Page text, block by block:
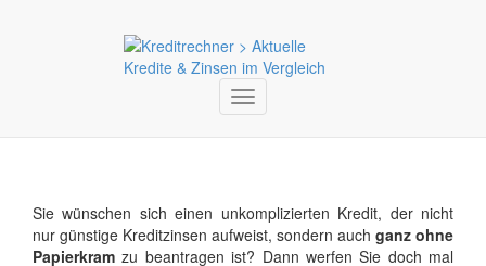
Toggle
navigation
Sie wünschen sich einen unkomplizierten Kredit, der nicht
nur günstige Kreditzinsen aufweist, sondern auch ganz ohne
Papierkram zu beantragen ist? Dann werfen Sie doch mal